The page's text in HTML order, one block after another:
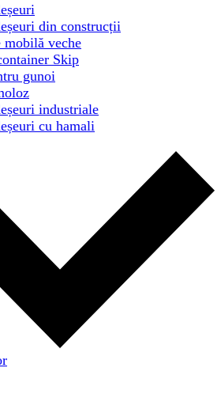
din construcții
mobilă veche
Skip
gunoi
industriale
cu hamali